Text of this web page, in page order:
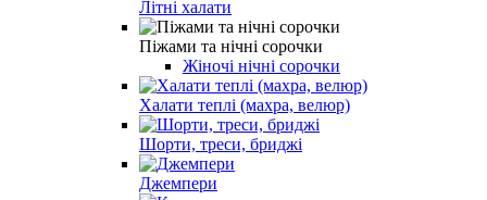
Літні халати
Піжами та нічні сорочки
Жіночі нічні сорочки
Халати теплі (махра, велюр)
Шорти, треси, бриджі
Джемпери